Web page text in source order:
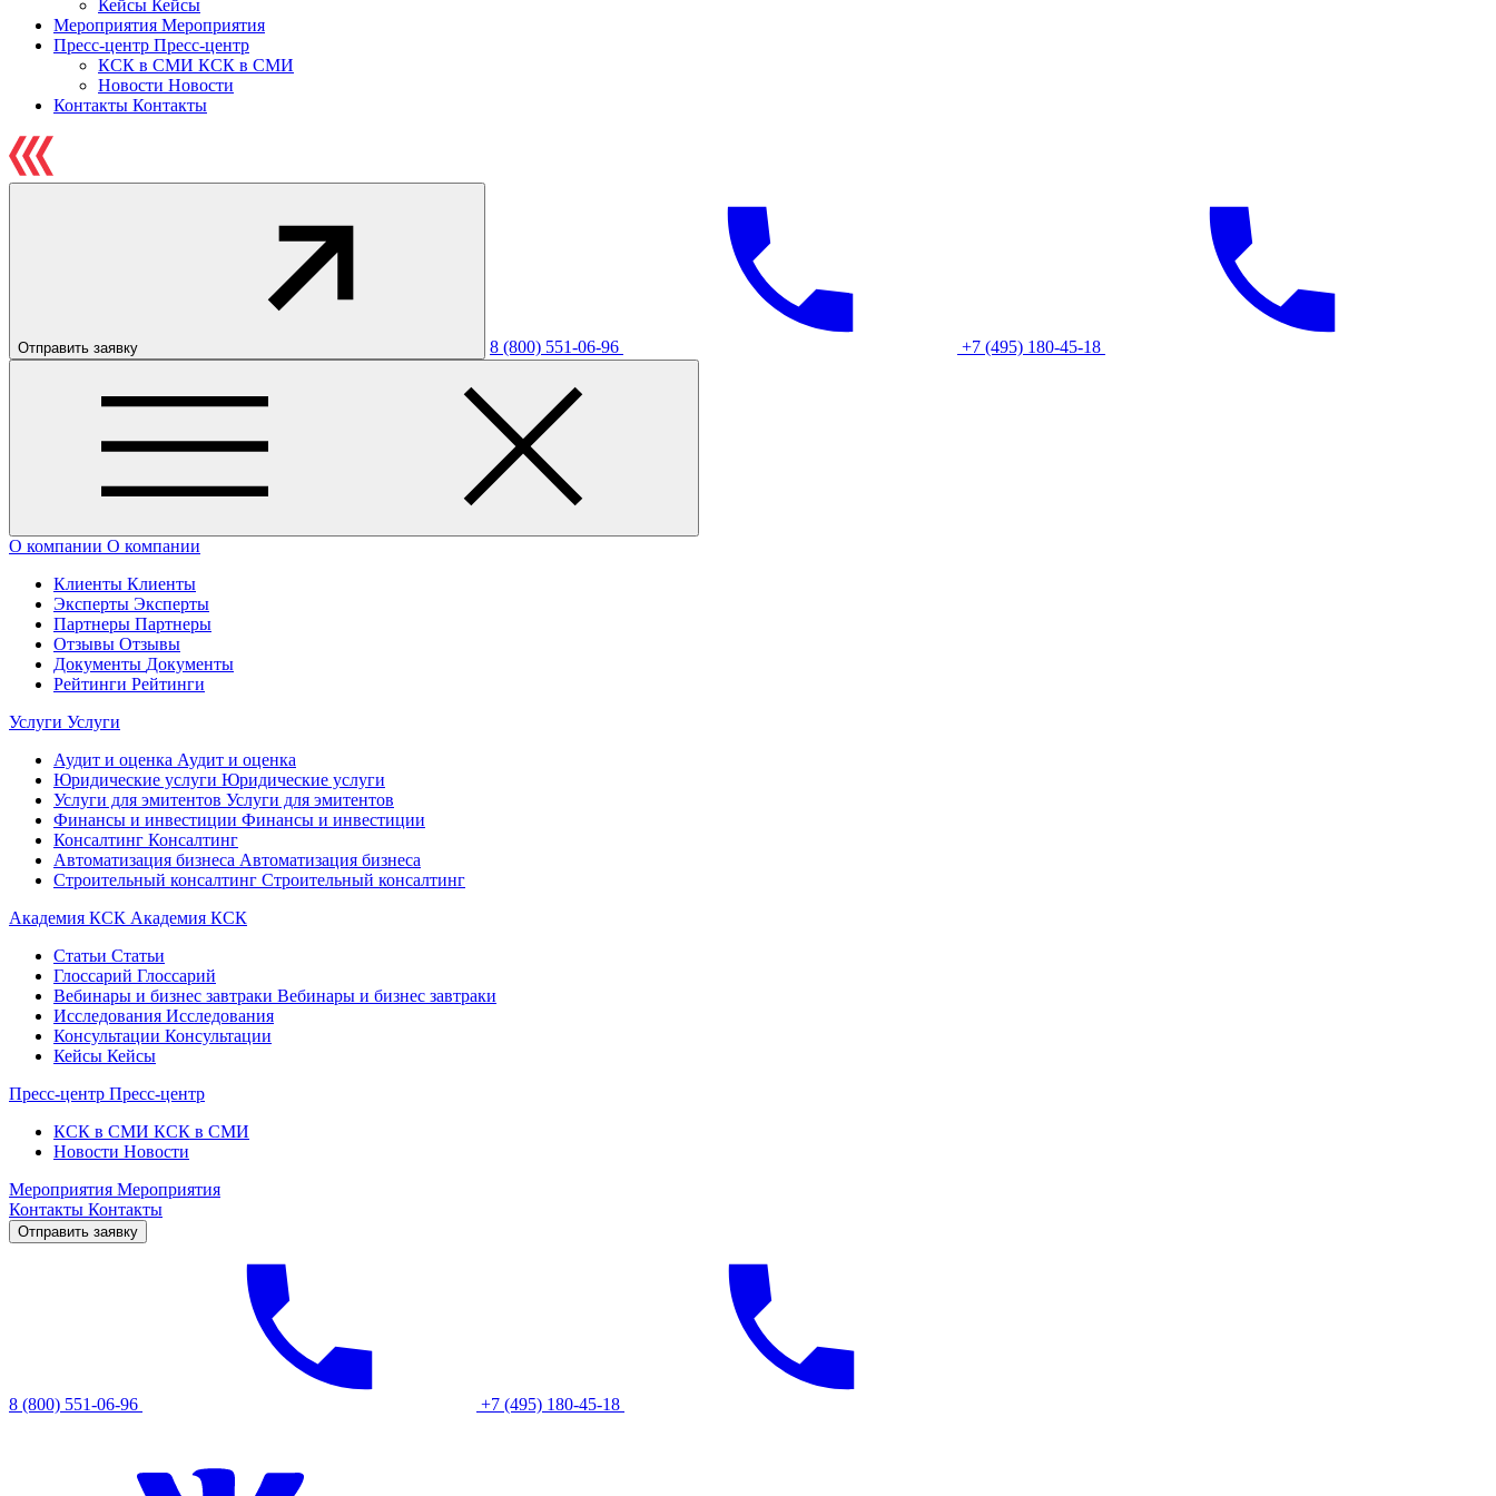
Кейсы Кейсы
Мероприятия Мероприятия
Пресс-центр Пресс-центр
КСК в СМИ КСК в СМИ
Новости Новости
Контакты Контакты
Отправить заявку 8 (800) 551-06-96 +7 (495) 180-45-18
О компании О компании
Клиенты Клиенты
Эксперты Эксперты
Партнеры Партнеры
Отзывы Отзывы
Документы Документы
Рейтинги Рейтинги
Услуги Услуги
Аудит и оценка Аудит и оценка
Юридические услуги Юридические услуги
Услуги для эмитентов Услуги для эмитентов
Финансы и инвестиции Финансы и инвестиции
Консалтинг Консалтинг
Автоматизация бизнеса Автоматизация бизнеса
Строительный консалтинг Строительный консалтинг
Академия КСК Академия КСК
Статьи Статьи
Глоссарий Глоссарий
Вебинары и бизнес завтраки Вебинары и бизнес завтраки
Исследования Исследования
Консультации Консультации
Кейсы Кейсы
Пресс-центр Пресс-центр
КСК в СМИ КСК в СМИ
Новости Новости
Мероприятия Мероприятия
Контакты Контакты
Отправить заявку
8 (800) 551-06-96 +7 (495) 180-45-18